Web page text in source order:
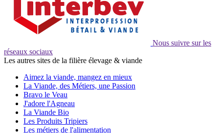
Nous suivre sur les
réseaux sociaux
Les autres sites de la filière élevage & viande
Aimez la viande, mangez en mieux
La Viande, des Métiers, une Passion
Bravo le Veau
J'adore l'Agneau
La Viande Bio
Les Produits Tripiers
Les métiers de l'alimentation